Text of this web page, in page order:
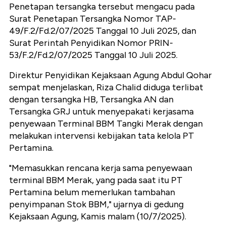
Penetapan tersangka tersebut mengacu pada
Surat Penetapan Tersangka Nomor TAP-
49/F.2/Fd.2/07/2025 Tanggal 10 Juli 2025, dan
Surat Perintah Penyidikan Nomor PRIN-
53/F.2/Fd.2/07/2025 Tanggal 10 Juli 2025.
Direktur Penyidikan Kejaksaan Agung Abdul Qohar
sempat menjelaskan, Riza Chalid diduga terlibat
dengan tersangka HB, Tersangka AN dan
Tersangka GRJ untuk menyepakati kerjasama
penyewaan Terminal BBM Tangki Merak dengan
melakukan intervensi kebijakan tata kelola PT
Pertamina.
"Memasukkan rencana kerja sama penyewaan
terminal BBM Merak, yang pada saat itu PT
Pertamina belum memerlukan tambahan
penyimpanan Stok BBM," ujarnya di gedung
Kejaksaan Agung, Kamis malam (10/7/2025).